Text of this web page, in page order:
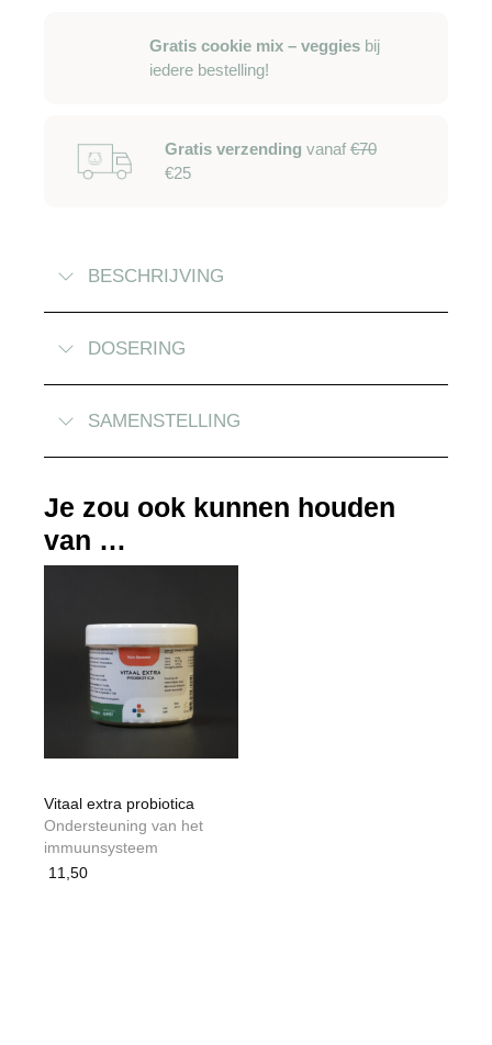
Gratis cookie mix – veggies bij
iedere bestelling!
Gratis verzending vanaf€70
€25
BESCHRIJVING
DOSERING
SAMENSTELLING
Je zou ook kunnen houden
van …
Vitaal extra probiotica
Ondersteuning van het
immuunsysteem
11,50